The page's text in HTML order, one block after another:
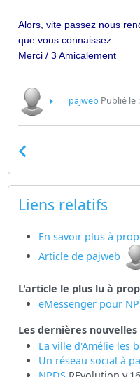
Alors, vite passez nous
que vous connaissez.
Merci / 3 Amicalement
pajweb Publié le
Liens relatifs
En savoir plus à
Article de pajweb
L'article le plus lu à
eMessenger pour
Les dernières
La ville d'Amélie les
Un réseau social à